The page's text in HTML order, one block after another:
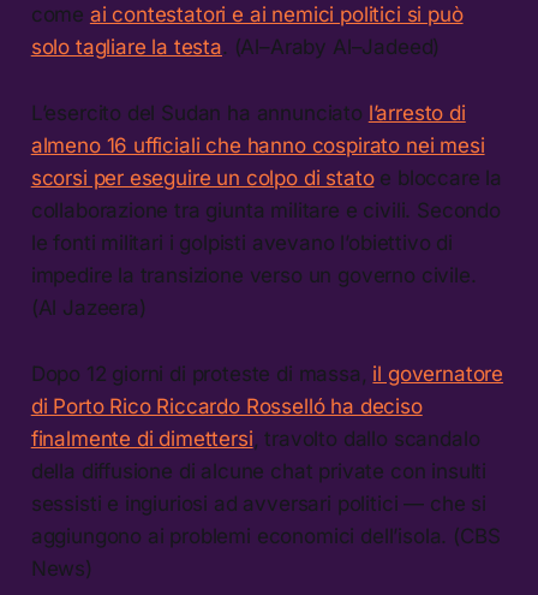
come ai contestatori e ai nemici politici si può
solo tagliare la testa. (Al–Araby Al–Jadeed)
L’esercito del Sudan ha annunciato l’arresto di
almeno 16 ufficiali che hanno cospirato nei mesi
scorsi per eseguire un colpo di statoe bloccare la
collaborazione tra giunta militare e civili. Secondo
le fonti militari i golpisti avevano l’obiettivo di
impedire la transizione verso un governo civile.
(Al Jazeera)
Dopo 12 giorni di proteste di massa, il governatore
di Porto Rico Riccardo Rosselló ha deciso
finalmente di dimettersi , travolto dallo scandalo
della diffusione di alcune chat private con insulti
sessisti e ingiuriosi ad avversari politici — che si
aggiungono ai problemi economici dellʼisola. (CBS
News)